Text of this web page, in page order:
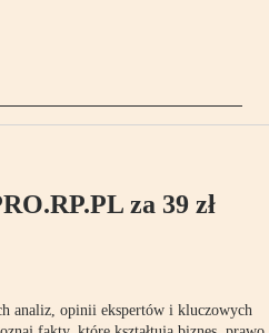
za 39 zł
analiz, opinii ekspertów i kluczowych